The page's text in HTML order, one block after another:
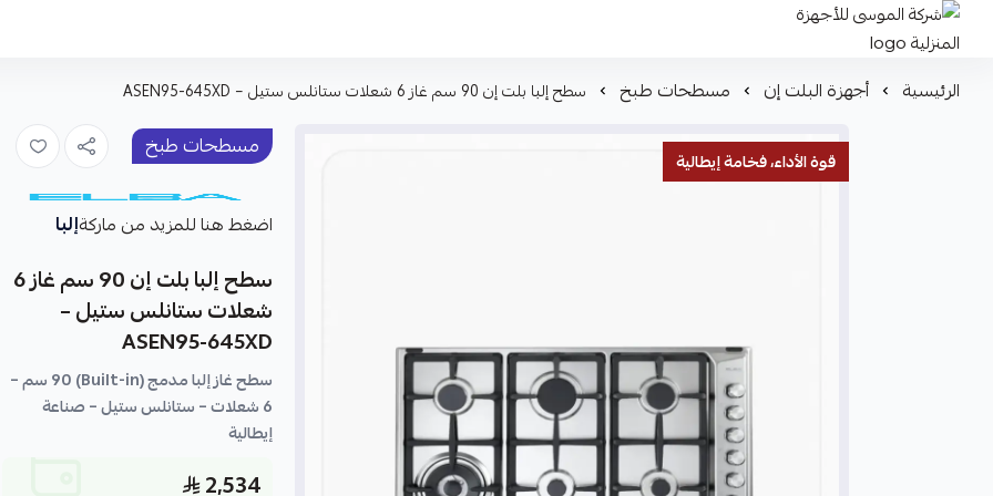
شركة الموسى للأجهزة المنزلية
الرئيسية أجهزة البلت إن مسطحات طبخ سطح إلبا بلت إن 90 سم غاز 6 شعلات ستانلس ستيل – ASEN95-645XD
قوة الأداء، فخامة إيطالية مسطحات طبخ
اضغط هنا للمزيد من ماركةإلبا
سطح إلبا بلت إن 90 سم غاز 6
شعلات ستانلس ستيل –
ASEN95-645XD
سطح غاز إلبا مدمج (Built-in) 90 سم –
6 شعلات – ستانلس ستيل – صناعة
إيطالية
2,534